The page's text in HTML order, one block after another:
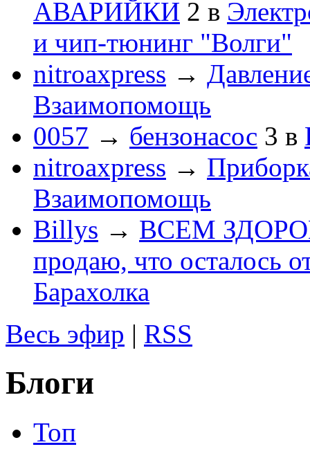
АВАРИЙКИ 2 в
и чип-тюнинг "Волги"
nitroaxpress →
Взаимопомощь
0057 → бензонасос 3 в
nitroaxpress →
Взаимопомощь
Billys → ВСЕМ
продаю, что осталось
Барахолка
Весь эфир | RSS
Блоги
Топ